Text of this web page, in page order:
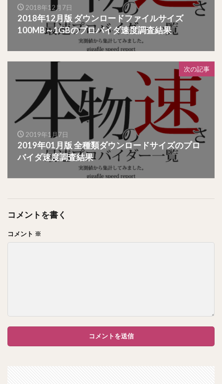
2018年12月7日
2018年12月版 ダウンロードファイルサイズ
100MB～1GBのプロバイダ速度調査結果
次の記事
2019年1月7日
2019年01月版 全種類ダウンロードサイズのプロ
バイダ速度調査結果
コメントを書く
コメント ※